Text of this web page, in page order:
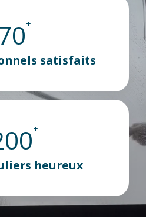
+
satisfaits
+
heureux